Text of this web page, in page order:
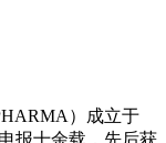
）成立于
报十余载，先后获